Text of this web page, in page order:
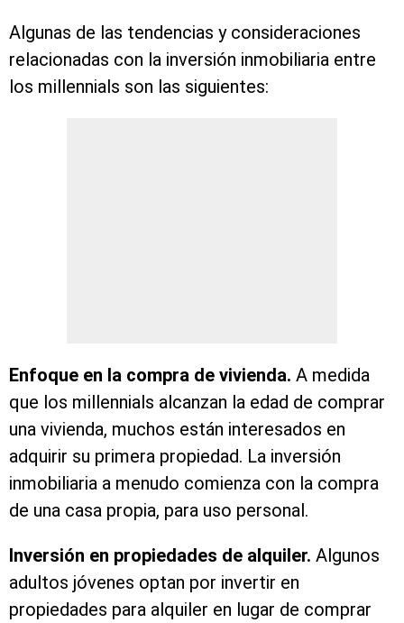
Algunas de las tendencias y consideraciones
relacionadas con la inversión inmobiliaria entre
los millennials son las siguientes:
Enfoque en la compra de vivienda. A medida
que los millennials alcanzan la edad de comprar
una vivienda, muchos están interesados en
adquirir su primera propiedad. La inversión
inmobiliaria a menudo comienza con la compra
de una casa propia, para uso personal.
Inversión en propiedades de alquiler. Algunos
adultos jóvenes optan por invertir en
propiedades para alquiler en lugar de comprar